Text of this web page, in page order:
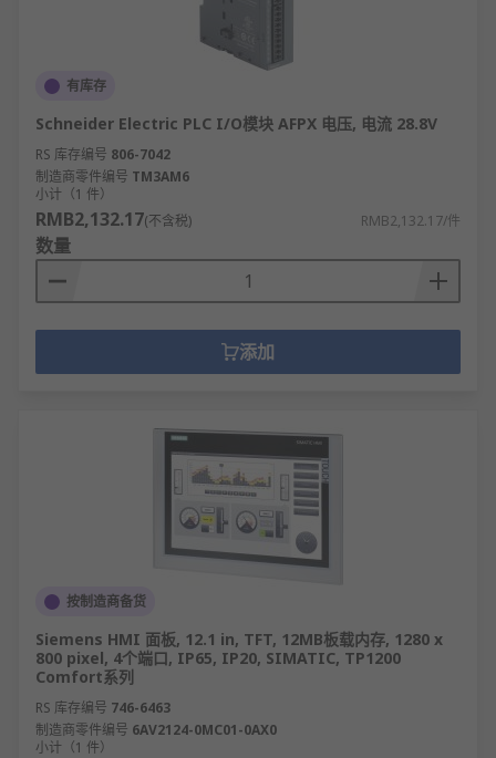
有库存
Schneider Electric PLC I/O模块 AFPX 电压, 电流 28.8V
RS 库存编号 806-7042
制造商零件编号 TM3AM6
小计（1 件）
RMB2,132.17(不含税) RMB2,132.17/件
数量
添加
按制造商备货
Siemens HMI 面板, 12.1 in, TFT, 12MB板载内存, 1280 x
800 pixel, 4个端口, IP65, IP20, SIMATIC, TP1200
Comfort系列
RS 库存编号 746-6463
制造商零件编号 6AV2124-0MC01-0AX0
小计（1 件）